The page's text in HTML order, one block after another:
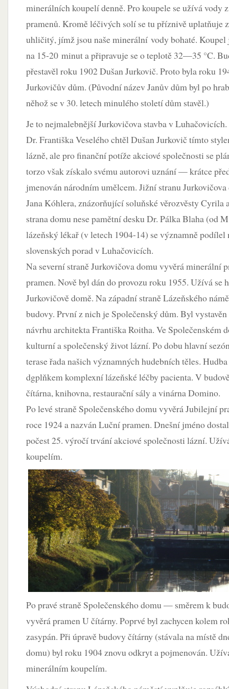
minerálních koupelí denně. Pro koupele se užívá vody
pramenů. Kromě léčivých solí se tu příznivě uplatňuje
uhličitý, jímž jsou naše minerální vody bohaté. Koupel
na 15-20 minut a připravuje se o teplotě 32—35 °C.
přestavěl roku 1902 Dušan Jurkovič. Proto byla roku
Jurkovičův dům. (Původní název Janův dům byl po
něhož se v 30. letech minulého století dům stavěl.)
Je to nejmalebnější Jurkovičova stavba v
Dr. Františka Veselého chtěl Dušan Jurkovič tímto
lázně, ale pro finanční potíže akciové společnosti se
torzo však získalo svému autorovi uznání — krátce
jmenován národním umělcem. Jižní stranu
Jana Kóhlera, znázorňující soluňské věrozvěsty Cyrila
strana domu nese pamětní desku Dr. Pálka Blaha (od
lázeňský lékař (v letech 1904-14) se významně podílel
slovenských porad v Luhačovicích.
Na severní straně Jurkovičova domu vyvěrá minerální
pramen. Nově byl dán do provozu roku 1955. Užívá se
Jurkovičově domě. Na západní straně Lázeňského
budovy. První z nich je Společenský dům. Byl
návrhu architekta Františka Roitha. Ve Společenském
kulturní a společenský život lázní. Po dobu hlavní
terase řada našich významných hudebních těles.
dgplňkem komplexní lázeňské léčby pacienta. V
čítárna, knihovna, restaurační sály a vinárna Domino.
Po levé straně Společenského domu vyvěrá Jubilejní
roce 1924 a nazván Luční pramen. Dnešní jméno
počest 25. výročí trvání akciové společnosti lázní.
koupelím.
Po pravé straně Společenského domu — směrem k
vyvěrá pramen U čítárny. Poprvé byl zachycen kolem
zasypán. Při úpravě budovy čítárny (stávala na místě
domu) byl roku 1904 znovu odkryt a pojmenován.
minerálním koupelím.